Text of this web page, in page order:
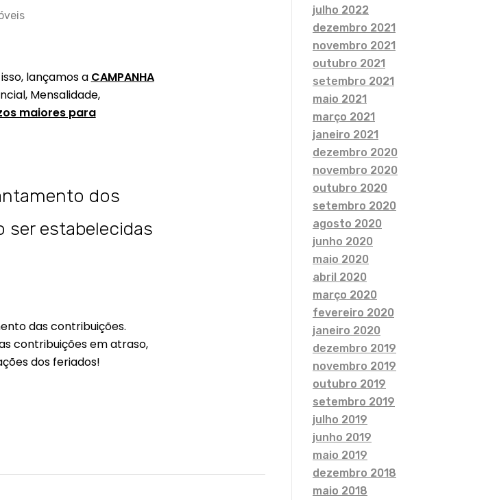
lançamos a CAMPANHA
Mensalidade,
maiores para
dos
ser estabelecidas
das contribuições.
contribuições em atraso,
dos feriados!
julho 2022
dezembro 2021
novembro 2021
outubro 2021
setembro 2021
maio 2021
março 2021
janeiro 2021
dezembro 2020
novembro 2020
outubro 2020
setembro 2020
agosto 2020
junho 2020
maio 2020
abril 2020
março 2020
fevereiro 2020
janeiro 2020
dezembro 2019
novembro 2019
outubro 2019
setembro 2019
julho 2019
junho 2019
maio 2019
dezembro 2018
maio 2018